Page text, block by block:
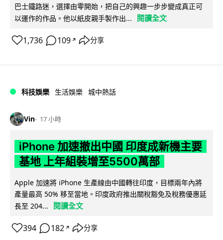
巴士鐵路迷，選擇由零開始，把自己的興趣一步步變成真正可
以運作的作品。他以紙皮親手製作出...
閱讀全文
1,736 109 ↗ 分享
科技娛樂 生活娛樂 城中熱話
Vin 17 小時
iPhone 加速撤出中國 印度成新機主要
基地 上年組裝增至5500萬部
Apple 加速將 iPhone 生產線由中國轉往印度，目標兩年內將
產量最高 50% 移至當地。印度政府推出關稅豁免及稅務優惠延
長至 204...
閱讀全文
394 182 ↗ 分享